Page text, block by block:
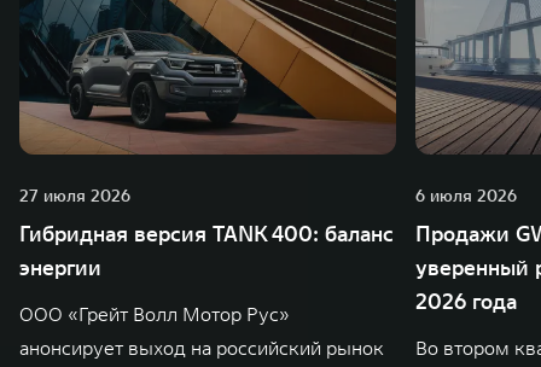
27 июля 2026
Гибридная версия TANK 400: баланс
энергии
ООО «Грейт Волл Мотор Рус»
анонсирует выход на российский рынок
6 июля 2026
Продажи
уверенный
2026 года
Во втором